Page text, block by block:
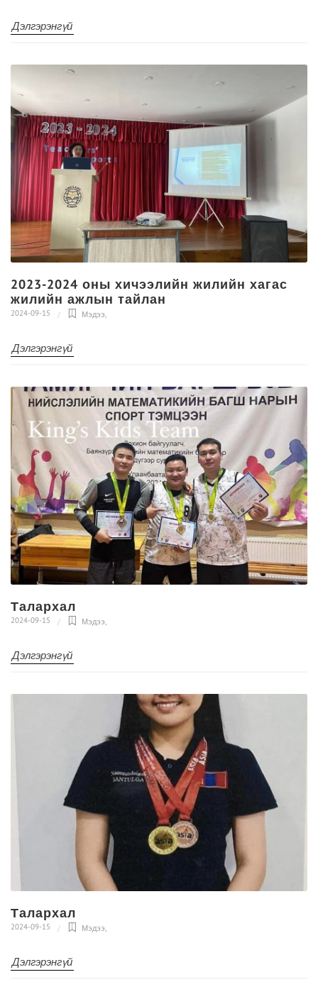
Дэлгэрэнгүй
2023-2024 оны хичээлийн жилийн хагас
жилийн ажлын тайлан
2024-09-15 Мэдээ,
Дэлгэрэнгүй
Талархал
2024-09-15 Мэдээ
Дэлгэрэнгүй
Талархал
2024-09-15 Мэдээ,
Дэлгэрэнгүй